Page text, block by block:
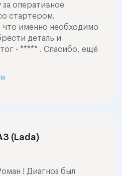
оперативное
стартером.
что именно необходимо
деталь и
- ***** . Спасибо, ещё
(Lada)
! Диагноз был